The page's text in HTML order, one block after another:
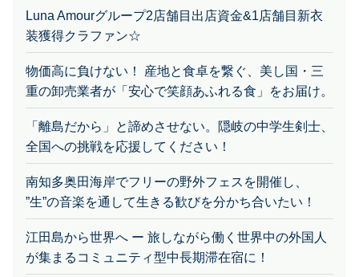
装獲得クラファン☆
重の卸売業者が「安心で笑顔あふれる食」をお届け。
全国への挑戦を応援してください！
”生”の音楽を通して生きる歓びを分かち合いたい！
が集まるコミュニティ型中長期滞在宿に！